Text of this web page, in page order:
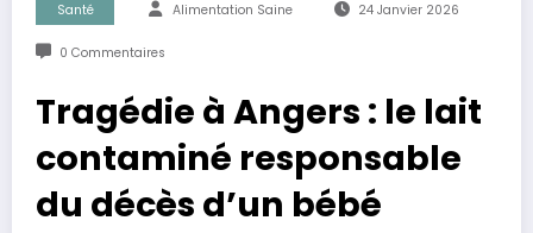
Santé Alimentation Saine 24 Janvier 2026
0 Commentaires
Tragédie à Angers : le lait
contaminé responsable
du décès d’un bébé